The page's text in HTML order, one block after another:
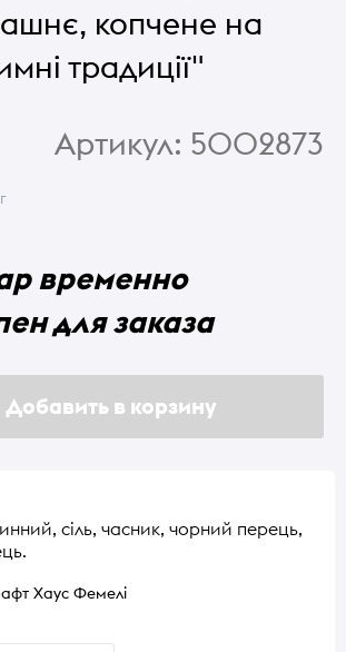
копчене на
традиції"
Артикул: 5002873
временно
для заказа
Добавить в корзину
сіль, часник, чорний перець,
Хаус Фемелі